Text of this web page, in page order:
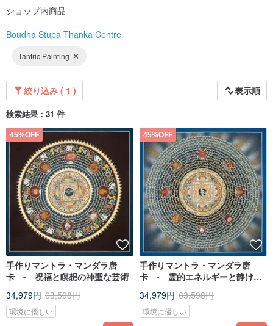
ショップ内商品
Boudha Stupa Thanka Centre
Tantric Painting
絞り込み ( 1 ) 表示順
検索結果：31 件
45%OFF
手作りマントラ・マンダラ唐
卡 ‐ 祝福と瞑想の神聖な芸術
34,979円 63,598円
環境に優しい
45%OFF
手作りマントラ・マンダラ唐
卡 ‐ 霊的エネルギーと静けさ
34,979円 63,598円
環境に優しい